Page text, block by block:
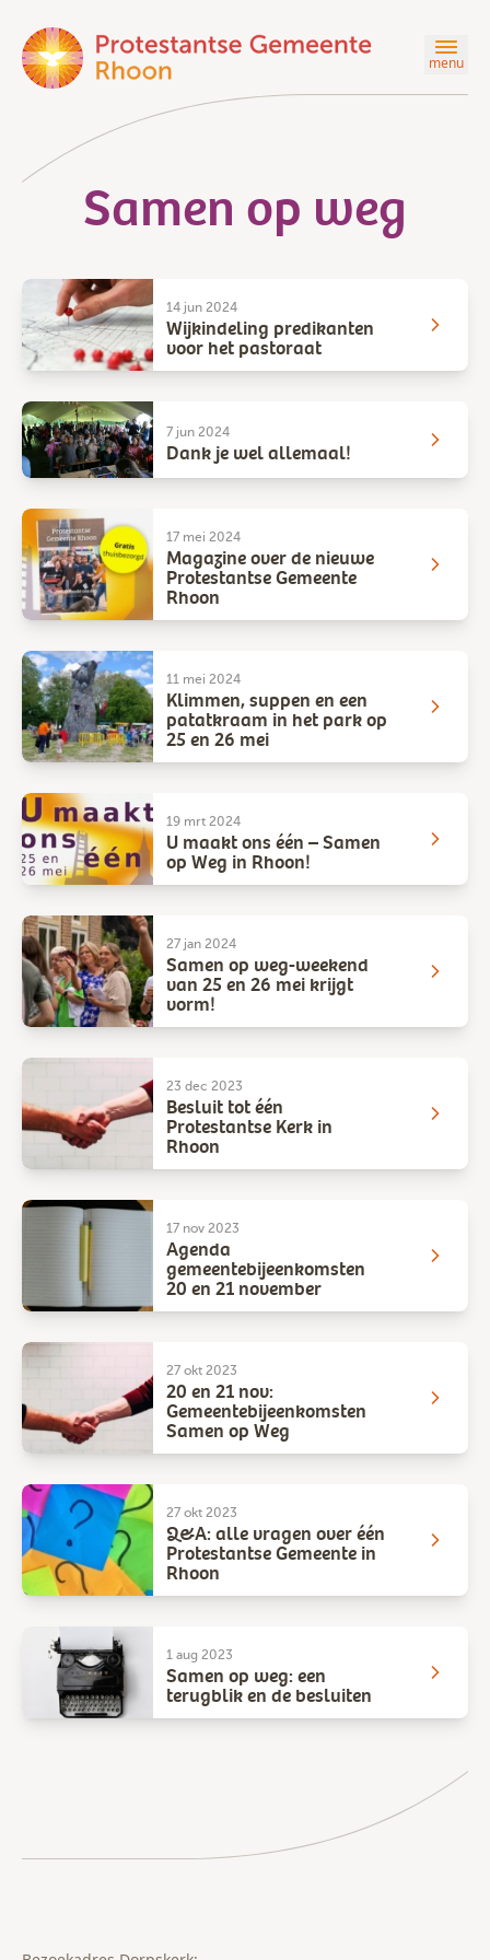
menu
Samen op weg
Wijkindeling predikanten
voor het pastoraat
14 jun 2024
Dank je wel allemaal!
7 jun 2024
Magazine over de nieuwe
Protestantse Gemeente
Rhoon
17 mei 2024
Klimmen, suppen en een
patatkraam in het park op
25 en 26 mei
11 mei 2024
U maakt ons één – Samen
op Weg in Rhoon!
19 mrt 2024
Samen op weg-weekend
van 25 en 26 mei krijgt
vorm!
27 jan 2024
Besluit tot één
Protestantse Kerk in
Rhoon
23 dec 2023
Agenda
gemeentebijeenkomsten
20 en 21 november
17 nov 2023
20 en 21 nov:
Gemeentebijeenkomsten
Samen op Weg
27 okt 2023
Q&A: alle vragen over één
Protestantse Gemeente in
Rhoon
27 okt 2023
Samen op weg: een
terugblik en de besluiten
1 aug 2023